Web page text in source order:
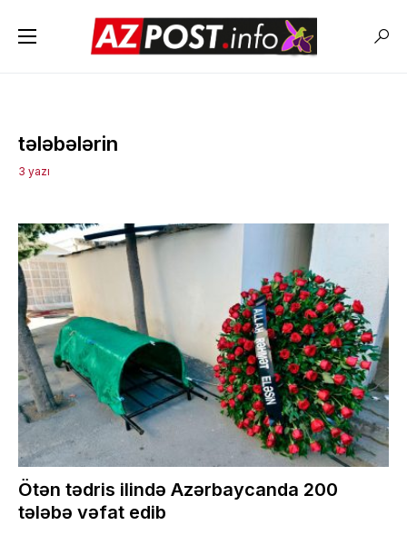
tələbələrin
3 yazı
Ötən tədris ilində Azərbaycanda 200
tələbə vəfat edib